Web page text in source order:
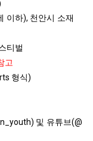
이하), 천안시 소재
티벌
고
형식)
및 유튜브(@